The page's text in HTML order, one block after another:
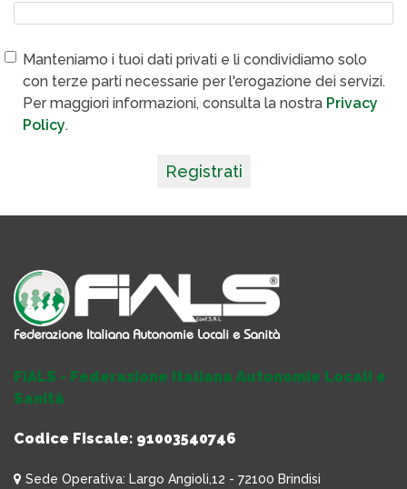
Manteniamo i tuoi dati privati e li condividiamo solo
con terze parti necessarie per l'erogazione dei servizi.
Per maggiori informazioni, consulta la nostra Privacy
Policy.
Registrati
FIALS - Federazione Italiana Autonomie Locali e
Sanità
Codice Fiscale: 91003540746
Sede Operativa: Largo Angioli,12 - 72100 Brindisi